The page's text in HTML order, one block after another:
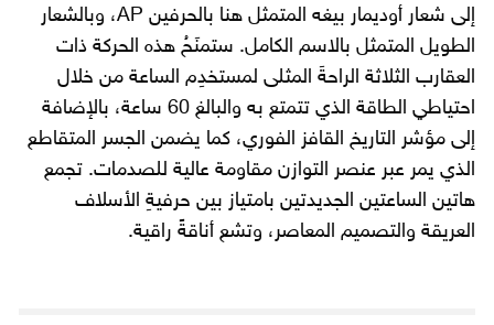
إلى شعار أوديمار بيغه المتمثل هنا بالحرفين AP، وبالشعار
الطويل المتمثل بالاسم الكامل. ستمنَحُ هذه الحركة ذات
العقارب الثلاثة الراحةَ المثلى لمستخدِم الساعة من خلال
احتياطي الطاقة الذي تتمتع به والبالغ 60 ساعة، بالإضافة
إلى مؤشر التاريخ القافز الفوري، كما يضمن الجسر المتقاطع
الذي يمر عبر عنصر التوازن مقاومة عالية للصدمات. تجمع
هاتين الساعتين الجديدتين بامتياز بين حرفيةِ الأسلاف
العريقة والتصميم المعاصر، وتشع أناقةً راقية.